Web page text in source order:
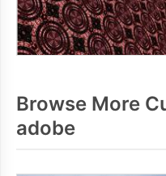
Browse More
adobe